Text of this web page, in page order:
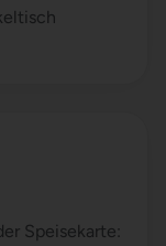
Speisekarte: